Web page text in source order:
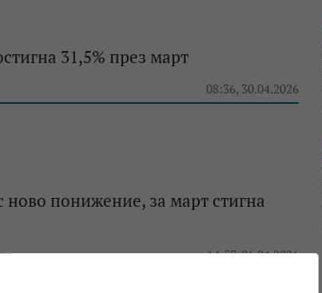
31,5% през март
08:36, 30.04.2026
ново понижение, за март стигна
14:57, 06.04.2026